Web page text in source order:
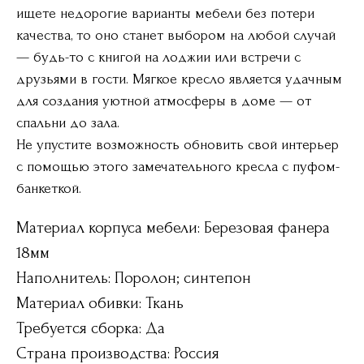
ищете недорогие варианты мебели без потери
качества, то оно станет выбором на любой случай
— будь-то с книгой на лоджии или встречи с
друзьями в гости. Мягкое кресло является удачным
для создания уютной атмосферы в доме — от
спальни до зала.
Не упустите возможность обновить свой интерьер
с помощью этого замечательного кресла с пуфом-
банкеткой.
Материал корпуса мебели: Березовая фанера
18мм
Наполнитель: Поролон; синтепон
Материал обивки: Ткань
Требуется сборка: Да
Страна производства: Россия